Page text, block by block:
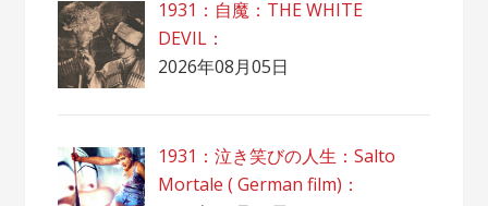
1931：自魔：ТHЕ WHITE
DEVIL：
2026年08月05日
1931：泣き笑びの人生：Salto
Mortale ( German film)：